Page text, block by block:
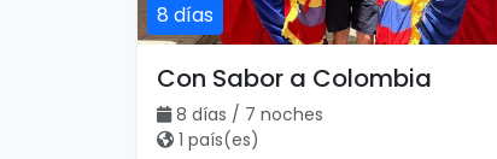
8 días
Con Sabor a Colombia
8 días / 7 noches
1 país(es)